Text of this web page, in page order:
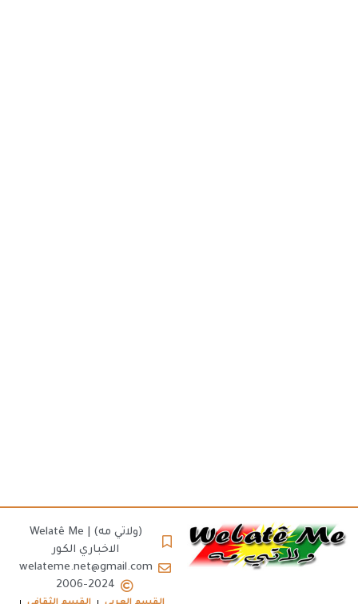
(ولاتي مه) | Welatê Me
الاخباري الكور
welateme.net@gmail.com
2006-2024